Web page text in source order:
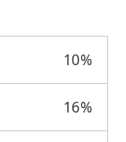
10%
16%